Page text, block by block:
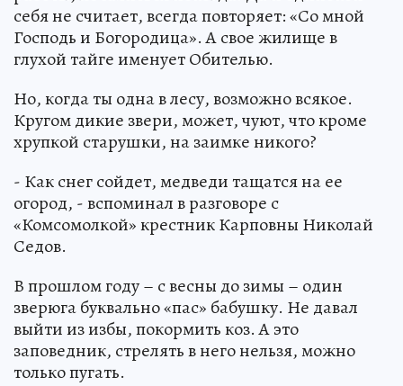
себя не считает, всегда повторяет: «Со мной
Господь и Богородица». А свое жилище в
глухой тайге именует Обителью.
Но, когда ты одна в лесу, возможно всякое.
Кругом дикие звери, может, чуют, что кроме
хрупкой старушки, на заимке никого?
- Как снег сойдет, медведи тащатся на ее
огород, - вспоминал в разговоре с
«Комсомолкой» крестник Карповны Николай
Седов.
В прошлом году – с весны до зимы – один
зверюга буквально «пас» бабушку. Не давал
выйти из избы, покормить коз. А это
заповедник, стрелять в него нельзя, можно
только пугать.